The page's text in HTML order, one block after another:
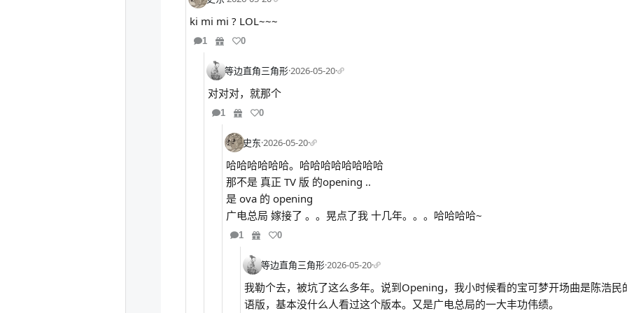
ki mi mi ? LOL~~~
1 0
等边直角三角形·2026-05-20·
对对对，就那个
1 0
史东·2026-05-20·
哈哈哈哈哈哈。哈哈哈哈哈哈哈哈
那不是 真正 TV 版 的opening ..
是 ova 的 opening
广电总局 嫁接了 。。晃点了我 十几年。。。哈哈哈哈~
1 0
等边直角三角形·2026-05-20·
我勒个去，被坑了这么多年。说到Opening，我小时候看的宝可梦开场曲是陈浩
语版，基本没什么人看过这个版本。又是广电总局的一大丰功伟绩。